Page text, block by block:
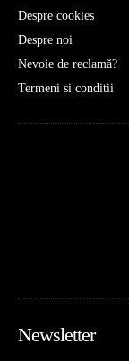
Despre cookies
Despre noi
Nevoie de reclamă?
Termeni si conditii
Newsletter